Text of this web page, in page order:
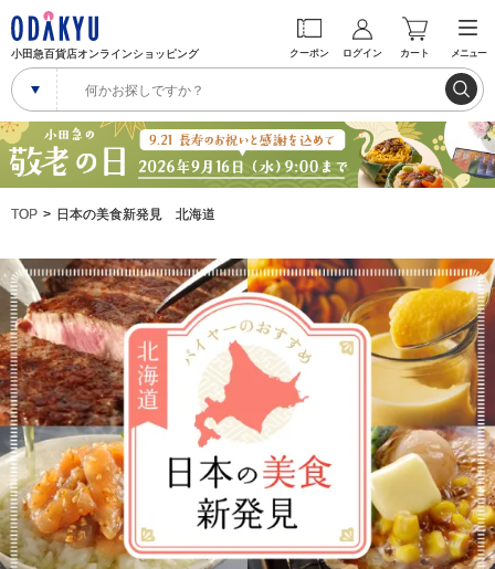
小田急百貨店オンラインショッピング クーポン ログイン カート メニュー
TOP 日本の美食新発見 北海道